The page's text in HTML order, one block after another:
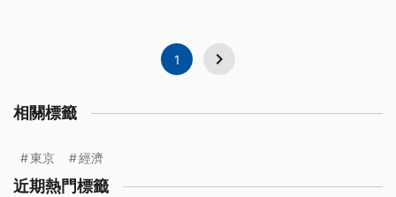
1
相關標籤
東京 經濟
近期熱門標籤